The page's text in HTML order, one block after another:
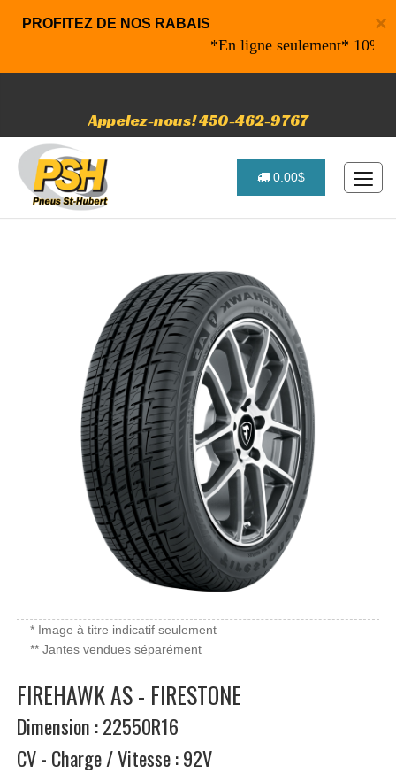
×
PROFITEZ DE NOS RABAIS
*En ligne seulement* 10% de
Appelez-nous! 450-462-9767
0.00$
* Image à titre indicatif seulement
** Jantes vendues séparément
FIREHAWK AS - FIRESTONE
Dimension : 22550R16
CV - Charge / Vitesse : 92V